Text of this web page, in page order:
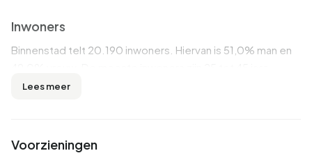
Inwoners
Binnenstad telt 20.190 inwoners. Hiervan is 51,0% man en
(48,2%). De overige leeftijden zijn 18,5% voor '15 tot 25
verweduwd. 12.840 inwoners komen uit Nederland, 3.220
Lees meer
Voorzieningen